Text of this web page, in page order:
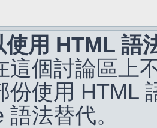
使用 HTML 語
這個討論區上
份使用 HTML
法替代。